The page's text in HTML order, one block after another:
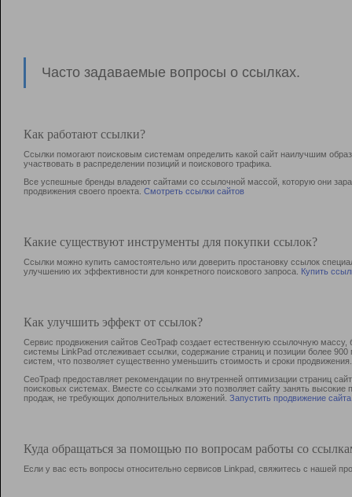
Часто задаваемые вопросы о ссылках.
Как работают ссылки?
Ссылки помогают поисковым системам определить какой сайт наилучшим
участвовать в раcпределении позиций и поискового трафика.
Все успешные бренды владеют сайтами со ссылочной массой, которую они
продвижения своего проекта. Смотреть ссылки сайтов
Какие существуют инструменты для покупки ссылок?
Ссылки можно купить самостоятельно или доверить простановку ссылок
улучшению их эффективности для конкретного поискового запроса. Купить
Как улучшить эффект от ссылок?
Сервис продвижения сайтов СеоТраф создает естественную ссылочную
системы LinkPad отслеживает ссылки, содержание страниц и позиции более
систем, что позволяет существенно уменьшить стоимость и сроки продвижения.
СеоТраф предоставляет рекомендации по внутренней оптимизации страниц
поисковых системах. Вместе со ссылками это позволяет сайту занять
продаж, не требующих дополнительных вложений. Запустить продвижение сайта
Куда обращаться за помощью по вопросам работы со
Если у вас есть вопросы относительно сервисов Linkpad, свяжитесь с нашей